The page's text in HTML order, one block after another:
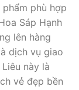
phù hợp
Sáp Hạnh
lên hàng
dịch vụ giao
này là
vẻ đẹp bền